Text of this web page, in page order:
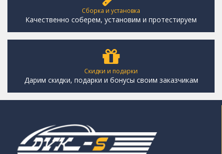
Сборка и установка
Качественно соберем, установим и протестируем
Скидки и подарки
Дарим скидки, подарки и бонусы своим заказчикам